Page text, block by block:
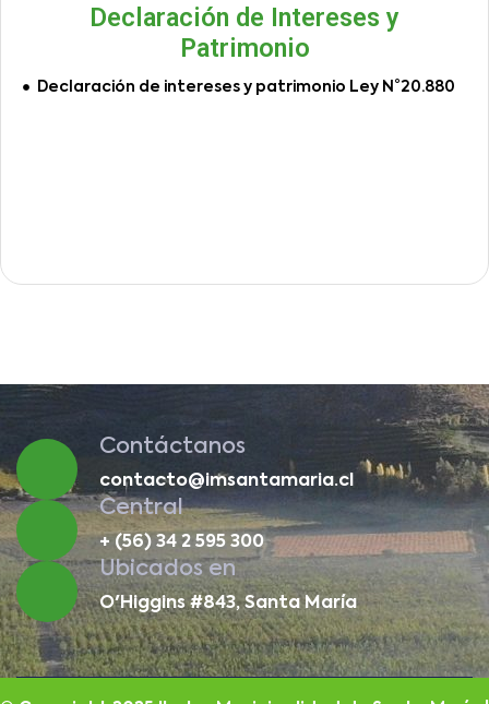
Declaración de Intereses y
Patrimonio
Declaración de intereses y patrimonio Ley N°20.880
Contáctanos
contacto@imsantamaria.cl
Central
+ (56) 34 2 595 300
Ubicados en
O'Higgins #843, Santa María